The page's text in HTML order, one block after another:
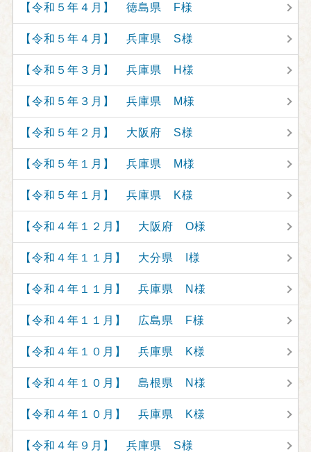
【令和５年４月】 徳島県 F様
【令和５年４月】 兵庫県 S様
【令和５年３月】 兵庫県 H様
【令和５年３月】 兵庫県 M様
【令和５年２月】 大阪府 S様
【令和５年１月】 兵庫県 M様
【令和５年１月】 兵庫県 K様
【令和４年１２月】 大阪府 O様
【令和４年１１月】 大分県 I様
【令和４年１１月】 兵庫県 N様
【令和４年１１月】 広島県 F様
【令和４年１０月】 兵庫県 K様
【令和４年１０月】 島根県 N様
【令和４年１０月】 兵庫県 K様
【令和４年９月】 兵庫県 S様